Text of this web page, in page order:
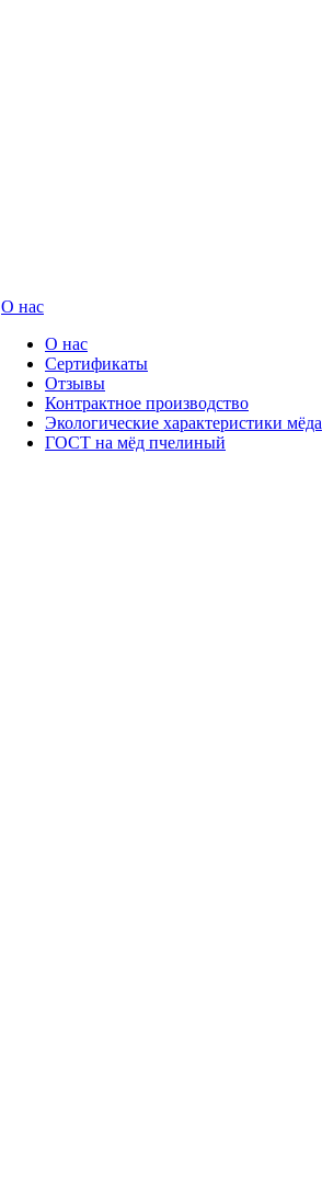
О нас
О нас
Сертификаты
Отзывы
Контрактное производство
Экологические характеристики мёда
ГОСТ на мёд пчелиный